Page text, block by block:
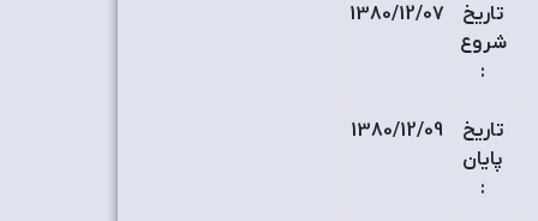
تاریخ
شروع
:
1380/12/07
تاریخ
پایان
:
1380/12/09